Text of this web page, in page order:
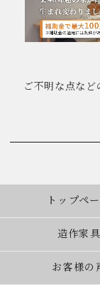
ご不明な点な
トップペ
造作家具
お客様の